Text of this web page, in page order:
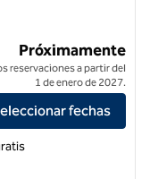
Hilton Camarillo
Próximamente
reservaciones a partir del
1 de enero de 2027.
fechas